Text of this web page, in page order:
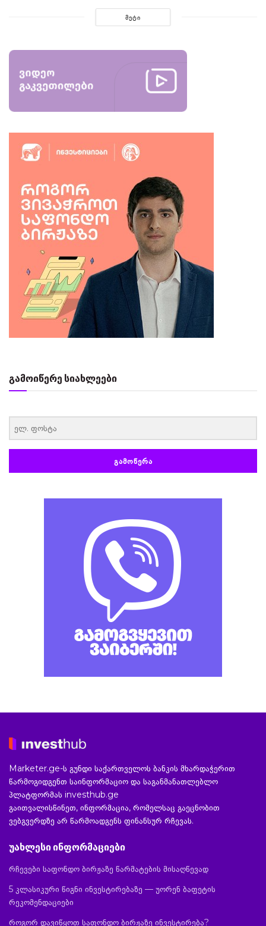
ᲛᲔᲢᲘ
გამოიწერე სიახლეები
ᲒᲐᲛᲝᲬᲔᲠᲐ
Marketer.ge-ს გუნდი საქართველოს ბანკის მხარდაჭერით
წარმოგიდგენთ საინფორმაციო და საგანმანათლებლო
პლატფორმას investhub.ge
გაითვალისწინეთ, ინფორმაცია, რომელსაც გაეცნობით
ვებგვერდზე არ წარმოადგენს ფინანსურ რჩევას.
უახლესი ინფორმაციები
რჩევები საფონდო ბირჟაზე წარმატების მისაღწევად
5 კლასიკური წიგნი ინვესტირებაზე — უორენ ბაფეტის
რეკომენდაციები
როგორ დავიწყოთ საფონდო ბირჟაზე ინვესტირება?